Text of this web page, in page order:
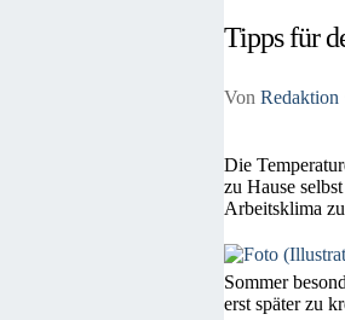
Tipps für
Von Redaktion
Die
zu Hause
Arbeitsklima
Sommer
erst später zu